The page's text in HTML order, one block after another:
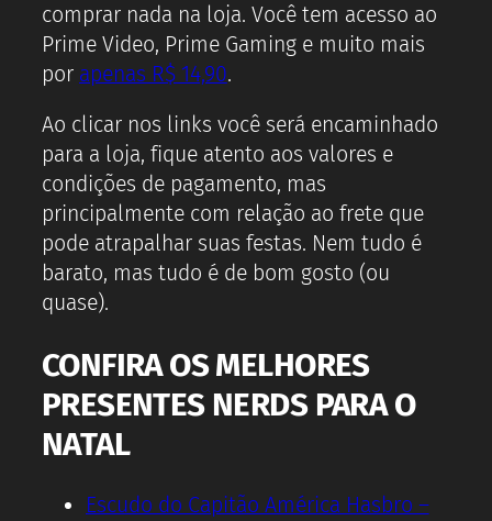
comprar nada na loja. Você tem acesso ao
Prime Video, Prime Gaming e muito mais
por apenas R$ 14,90.
Ao clicar nos links você será encaminhado
para a loja, fique atento aos valores e
condições de pagamento, mas
principalmente com relação ao frete que
pode atrapalhar suas festas. Nem tudo é
barato, mas tudo é de bom gosto (ou
quase).
CONFIRA OS MELHORES
PRESENTES NERDS PARA O
NATAL
Escudo do Capitão América Hasbro –